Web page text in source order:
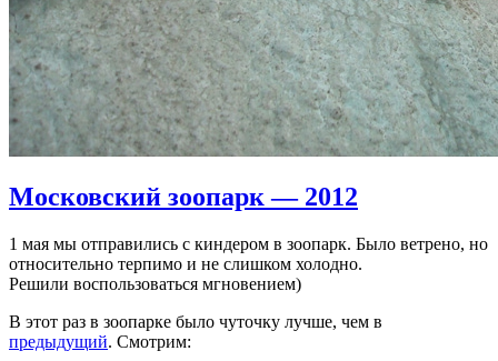
Московский зоопарк — 2012
1 мая мы отправились с киндером в зоопарк. Было ветрено, но
относительно терпимо и не слишком холодно.
Решили воспользоваться мгновением)
В этот раз в зоопарке было чуточку лучше, чем в
предыдущий. Смотрим: